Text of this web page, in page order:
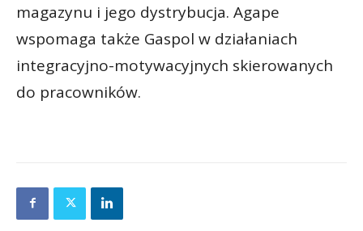
magazynu i jego dystrybucja. Agape
wspomaga także Gaspol w działaniach
integracyjno-motywacyjnych skierowanych
do pracowników.